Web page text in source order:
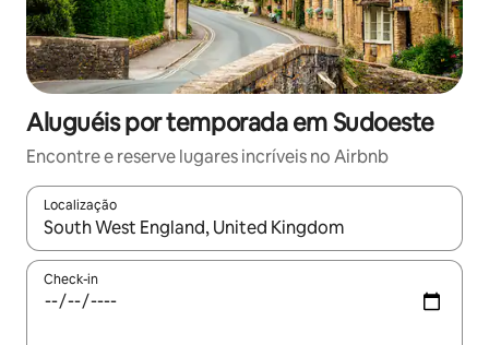
Aluguéis por temporada em Sudoeste
Encontre e reserve lugares incríveis no Airbnb
Localização
Quando os resultados estiverem disponíveis, explore-os
Check-in